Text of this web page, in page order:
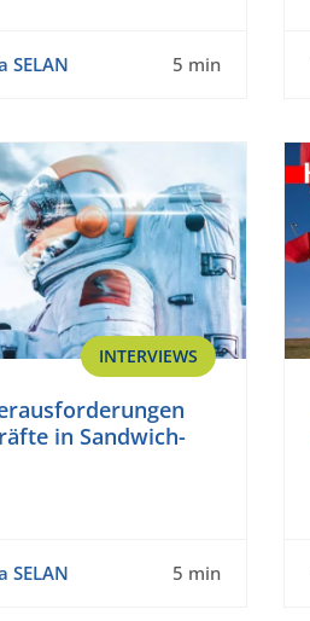
SELAN 5 min
INTERVIEWS
in Sandwich-
SELAN 5 min